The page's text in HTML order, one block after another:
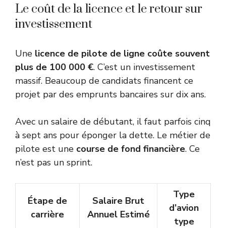
Le coût de la licence et le retour sur
investissement
Une licence de pilote de ligne coûte souvent
plus de 100 000 €. C’est un investissement
massif. Beaucoup de candidats financent ce
projet par des emprunts bancaires sur dix ans.
Avec un salaire de débutant, il faut parfois cinq
à sept ans pour éponger la dette. Le métier de
pilote est une course de fond financière. Ce
n’est pas un sprint.
Étape de
carrière
Salaire Brut
Annuel Estimé
Type
d’avion
type